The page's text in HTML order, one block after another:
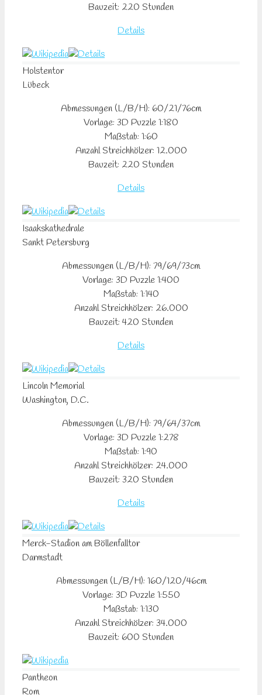
Bauzeit: 220 Stunden
Details
Holstentor
Lübeck
Abmessungen (L/B/H): 60/21/76cm
Vorlage: 3D Puzzle 1:180
Maßstab: 1:60
Anzahl Streichhölzer: 12.000
Bauzeit: 220 Stunden
Details
Isaakskathedrale
Sankt Petersburg
Abmessungen (L/B/H): 79/69/73cm
Vorlage: 3D Puzzle 1:400
Maßstab: 1:140
Anzahl Streichhölzer: 26.000
Bauzeit: 420 Stunden
Details
LincolnMemorial
Washington, D.C.
Abmessungen (L/B/H): 79/64/37cm
Vorlage: 3D Puzzle 1:278
Maßstab: 1:90
Anzahl Streichhölzer: 24.000
Bauzeit: 320 Stunden
Details
Merck-Stadion am Böllenfalltor
Darmstadt
Abmessungen (L/B/H): 160/120/46cm
Vorlage: 3D Puzzle 1:550
Maßstab: 1:130
Anzahl Streichhölzer: 34.000
Bauzeit: 600 Stunden
Pantheon
Rom